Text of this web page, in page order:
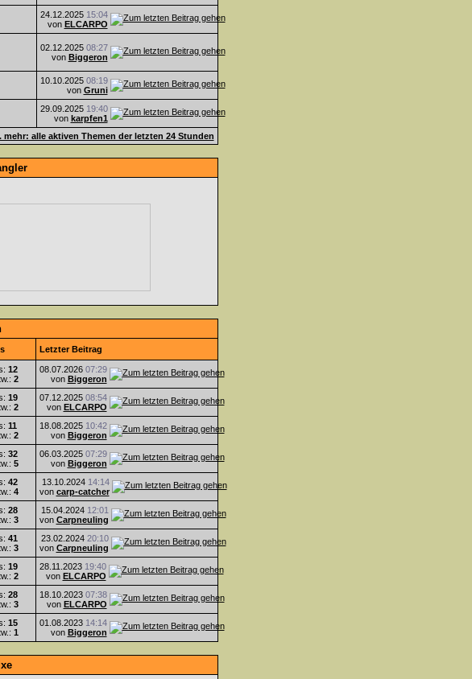
24.12.2025 15:04
von ELCARPO
02.12.2025 08:27
von Biggeron
10.10.2025 08:19
von Gruni
29.09.2025 19:40
von karpfen1
mehr: alle aktiven Themen der letzten 24 Stunden
Letzter Beitrag
12
2
08.07.2026 07:29
von Biggeron
19
2
07.12.2025 08:54
von ELCARPO
11
2
18.08.2025 10:42
von Biggeron
32
5
06.03.2025 07:29
von Biggeron
42
4
13.10.2024 14:14
von carp-catcher
28
3
15.04.2024 12:01
von Carpneuling
41
3
23.02.2024 20:10
von Carpneuling
19
2
28.11.2023 19:40
von ELCARPO
28
3
18.10.2023 07:38
von ELCARPO
15
1
01.08.2023 14:14
von Biggeron